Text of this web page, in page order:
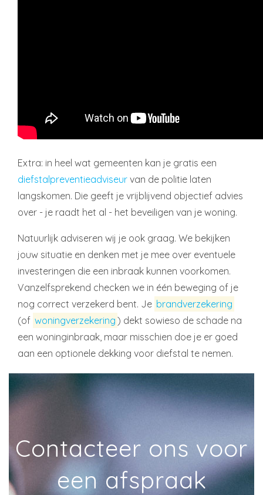
Extra: in heel wat gemeenten kan je gratis een
diefstalpreventieadviseur van de politie laten
langskomen. Die geeft je vrijblijvend objectief advies
over - je raadt het al - het beveiligen van je woning.
Natuurlijk adviseren wij je ook graag. We bekijken
jouw situatie en denken met je mee over eventuele
investeringen die een inbraak kunnen voorkomen.
Vanzelfsprekend checken we in één beweging of je
nog correct verzekerd bent. Je brandverzekering
(of woningverzekering ) dekt sowieso de schade na
een woninginbraak, maar misschien doe je er goed
aan een optionele dekking voor diefstal te nemen.
Contacteer ons voor
een afspraak